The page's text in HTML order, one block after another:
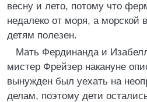
весну и лето, потому что
недалеко от моря, а морской
детям полезен.
Мать Фердинанда и
мистер Фрейзер накануне
вынужден был уехать на
делам, поэтому дети